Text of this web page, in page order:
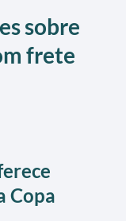
sobre
frete
Copa